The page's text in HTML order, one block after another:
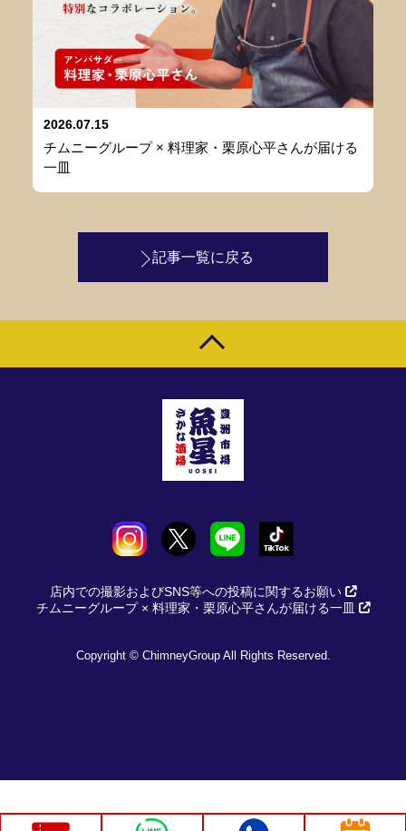
2026.07.15
チムニーグループ × 料理家・栗原心平さんが届ける
一皿
記事一覧に戻る
店内での撮影およびSNS等への投稿に関するお願い
チムニーグループ × 料理家・栗原心平さんが届ける一皿
Copyright © ChimneyGroup All Rights Reserved.